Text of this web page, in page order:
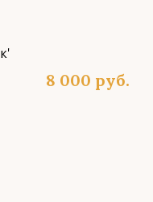
8 000 руб.